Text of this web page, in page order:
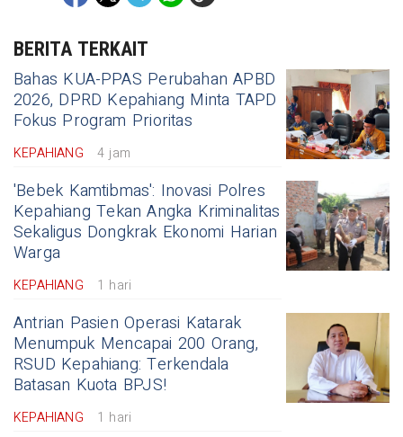
BERITA TERKAIT
Bahas KUA-PPAS Perubahan APBD
2026, DPRD Kepahiang Minta TAPD
Fokus Program Prioritas
KEPAHIANG 4 jam
'Bebek Kamtibmas': Inovasi Polres
Kepahiang Tekan Angka Kriminalitas
Sekaligus Dongkrak Ekonomi Harian
Warga
KEPAHIANG 1 hari
Antrian Pasien Operasi Katarak
Menumpuk Mencapai 200 Orang,
RSUD Kepahiang: Terkendala
Batasan Kuota BPJS!
KEPAHIANG 1 hari